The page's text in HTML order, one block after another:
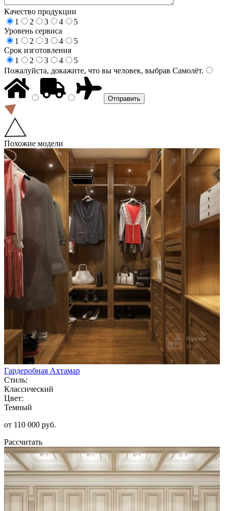
Качество продукции
1
2 3 4
5
Уровень сервиса
1
2 3 4
5
Срок изготовления
1
2 3 4
5
Пожалуйста, докажите, что вы человек, выбрав Самолёт.
Похожие модели
Гардеробная Ахтамар
Стиль:
Классический
Цвет:
Темный
от 110 000 руб.
Рассчитать